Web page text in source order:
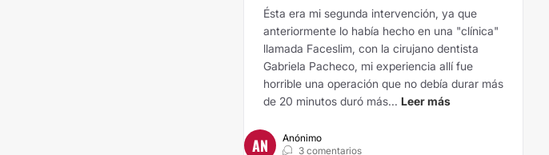
Ésta era mi segunda intervención, ya que
anteriormente lo había hecho en una "clínica"
llamada Faceslim, con la cirujano dentista
Gabriela Pacheco, mi experiencia allí fue
horrible una operación que no debía durar más
de 20 minutos duró más... Leer más
AN
Anónimo
3 comentarios